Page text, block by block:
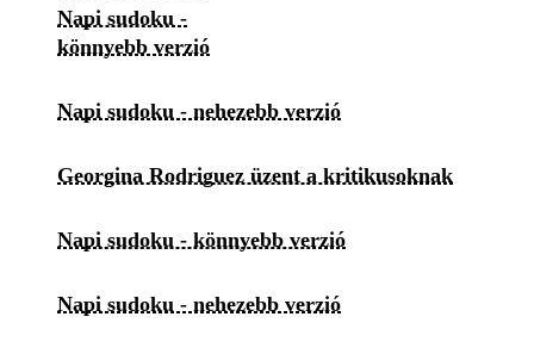
Napi sudoku -
könnyebb verzió
Napi sudoku - nehezebb verzió
Georgina Rodriguez üzent a kritikusoknak
Napi sudoku - könnyebb verzió
Napi sudoku - nehezebb verzió